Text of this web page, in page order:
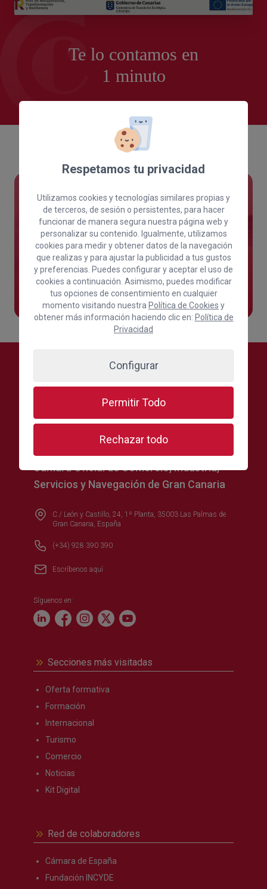
Te lo contamos en
1 minuto
Solicita aquí tu
subvención
Solicitar
Cámara Oficial de Comercio, Industria,
Servicios y Navegación de Gran Canaria
C./ León y Castillo, 24, 1ª Planta, 35003 Las Palmas de
Gran Canaria, España
(+34) 928 390 390
Escríbenos aquí
Síguenos en:
Secciones más visitadas
Oferta formativa
Formación
Internacional
Turismo
Comercio
Noticias
Kit Digital
Red de colaboradores
Cámara de España
Fundación INCYDE
Respetamos tu privacidad
Utilizamos cookies y tecnologías similares propias y
de terceros, de sesión o persistentes, para hacer
funcionar de manera segura nuestra página web y
personalizar su contenido. Igualmente, utilizamos
cookies para medir y obtener datos de la navegación
que realizas y para ajustar la publicidad a tus gustos
y preferencias. Puedes configurar y aceptar el uso de
cookies a continuación. Asimismo, puedes modificar
tus opciones de consentimiento en cualquier
momento visitando nuestra Política de Cookies y
obtener más información haciendo clic en: Política de
Privacidad
Configurar
Permitir Todo
Rechazar todo